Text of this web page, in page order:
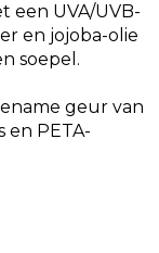
een UVA/UVB-
en jojoba-olie
soepel.
geur van
en PETA-